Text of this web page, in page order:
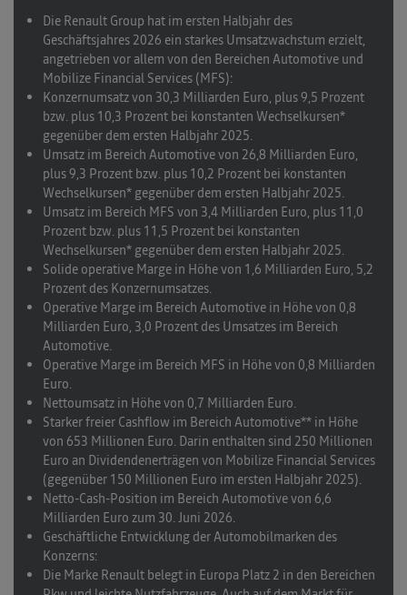
Die Renault Group hat im ersten Halbjahr des
Geschäftsjahres 2026 ein starkes Umsatzwachstum erzielt,
angetrieben vor allem von den Bereichen Automotive und
Mobilize Financial Services (MFS):
Konzernumsatzvon 30,3 Milliarden Euro, plus 9,5 Prozent
bzw. plus 10,3 Prozent bei konstanten Wechselkursen*
gegenüber dem ersten Halbjahr 2025.
Umsatz im Bereich Automotivevon 26,8 Milliarden Euro,
plus 9,3 Prozent bzw. plus 10,2 Prozent bei konstanten
Wechselkursen* gegenüber dem ersten Halbjahr 2025.
Umsatz im Bereich MFS von 3,4 Milliarden Euro, plus 11,0
Prozent bzw. plus 11,5 Prozent bei konstanten
Wechselkursen* gegenüber dem ersten Halbjahr 2025.
Solide operative Marge in Höhe von 1,6 Milliarden Euro, 5,2
Prozent des Konzernumsatzes.
Operative Marge im Bereich Automotive in Höhe von 0,8
Milliarden Euro, 3,0 Prozent des Umsatzes im Bereich
Automotive.
Operative Marge im Bereich MFS in Höhe von 0,8 Milliarden
Euro.
Nettoumsatz in Höhe von 0,7 Milliarden Euro.
Starker freier Cashflow im Bereich Automotive** in Höhe
von 653 Millionen Euro. Darin enthalten sind 250 Millionen
Euro an Dividendenerträgen von Mobilize Financial Services
(gegenüber 150 Millionen Euro im ersten Halbjahr 2025).
Netto-Cash-Position im Bereich Automotivevon 6,6
Milliarden Euro zum 30. Juni 2026.
Geschäftliche Entwicklung der Automobilmarken des
Konzerns:
Die Marke Renault belegt in Europa Platz 2 in den Bereichen